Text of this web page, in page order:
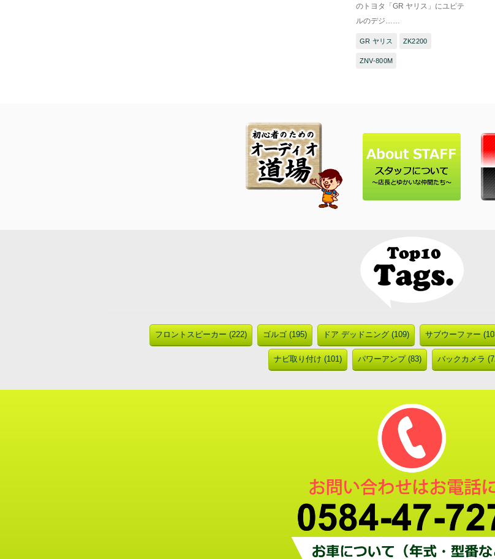
のトヨタ「GR ヤリス」にユピテ
ルのデジ……
GR ヤリス ZK2200
ZNV-800M
フロントスピーカー (222) ゴルゴ (195) ドア デッドニング (109) サブウーファー
ナビ取り付け (101) パワーアンプ (83) バックカメラ